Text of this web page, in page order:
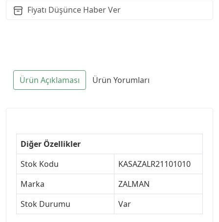
Fiyatı Düşünce Haber Ver
Ürün Açıklaması Ürün Yorumları
Diğer Özellikler
Stok Kodu
KASAZALR21101010
Marka
ZALMAN
Stok Durumu
Var